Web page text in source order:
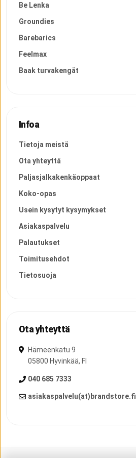
Be Lenka
Groundies
Barebarics
Feelmax
Baak turvakengät
Infoa
Tietoja meistä
Ota yhteyttä
Paljasjalkakenkäoppaat
Koko-opas
Usein kysytyt kysymykset
Asiakaspalvelu
Palautukset
Toimitusehdot
Tietosuoja
Ota yhteyttä
Hämeenkatu 9
05800 Hyvinkää, FI
040 685 7333
asiakaspalvelu(at)brandstore.fi